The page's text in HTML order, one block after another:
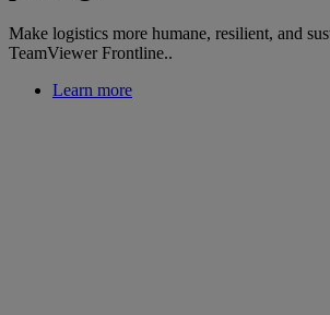
Make logistics more humane, resilient, and
TeamViewer Frontline..
Learn more